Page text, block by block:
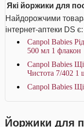
Які йоржики для
Найдорожчими
інтернет-аптеки DS є:
Canpol Babies
500 мл 1 флакон
Canpol Babies
Чистота 7/402 1
Canpol Babies
Йоржики для